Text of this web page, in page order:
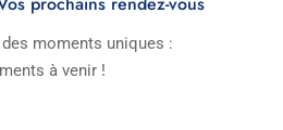
moments uniques :
à venir !